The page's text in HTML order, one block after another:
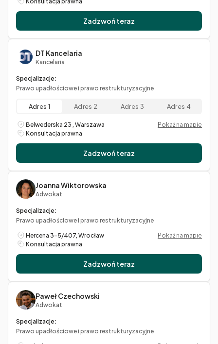
Zadzwoń teraz
DT Kancelaria
Kancelaria
Specjalizacje:
Prawo upadłościowe i prawo restrukturyzacyjne
Adres 1 Adres 2 Adres 3 Adres 4
Belwederska 23 , Warszawa
Pokaż na mapie
Konsultacja prawna
Zadzwoń teraz
Joanna Wiktorowska
Adwokat
Specjalizacje:
Prawo upadłościowe i prawo restrukturyzacyjne
Hercena 3-5/407, Wrocław
Pokaż na mapie
Konsultacja prawna
Zadzwoń teraz
Paweł Czechowski
Adwokat
Specjalizacje:
Prawo upadłościowe i prawo restrukturyzacyjne